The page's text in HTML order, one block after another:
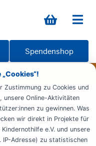
Zustimmung zu Cookies und
unsere Online-Aktivitäten
zu gewinnen. Was
wir direkt in Projekte für
e.V. und unsere
IP-Adresse) zu statistischen
Spendenshop
2023